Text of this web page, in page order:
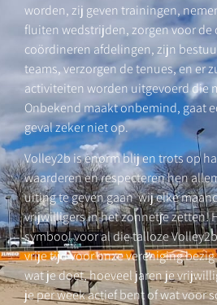
worden, zij geven trainingen,
fluiten wedstrijden, zorgen voor de
coördineren afdelingen, zijn
teams, verzorgen de tenues, en er
activiteiten worden uitgevoerd die
Onbekend maakt onbemind, gaat
geval zeker niet op.
Volley2b is enorm blij en trots op
waarderen en respecteren hen
uiting te geven gaan wij elke
vrijwilligers in het zonnetje zetten!
symbool voor al die talloze
vrije tijd voor onze vereniging
wat je doet, hoeveel jaren je
je per week actief bent of wat voor